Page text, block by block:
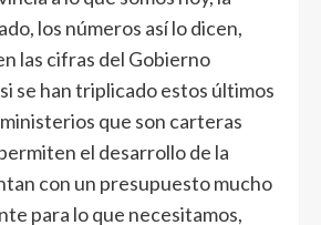
los números así lo dicen,
las cifras del Gobierno
se han triplicado estos últimos
que son carteras
el desarrollo de la
con un presupuesto mucho
para lo que necesitamos,